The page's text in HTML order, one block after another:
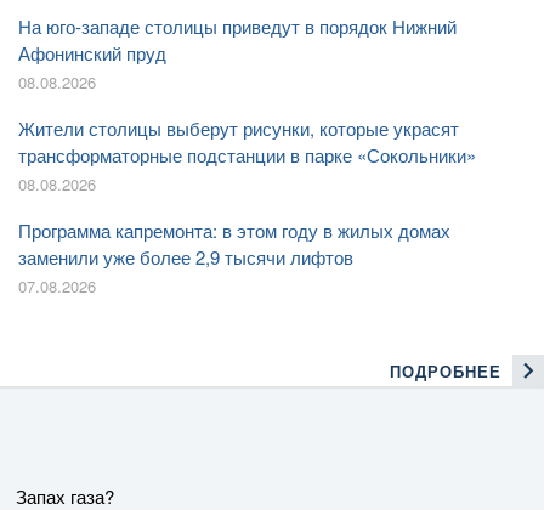
На юго-западе столицы приведут в порядок Нижний
Афонинский пруд
08.08.2026
Жители столицы выберут рисунки, которые украсят
трансформаторные подстанции в парке «Сокольники»
08.08.2026
Программа капремонта: в этом году в жилых домах
заменили уже более 2,9 тысячи лифтов
07.08.2026
ПОДРОБНЕЕ
Запах газа?